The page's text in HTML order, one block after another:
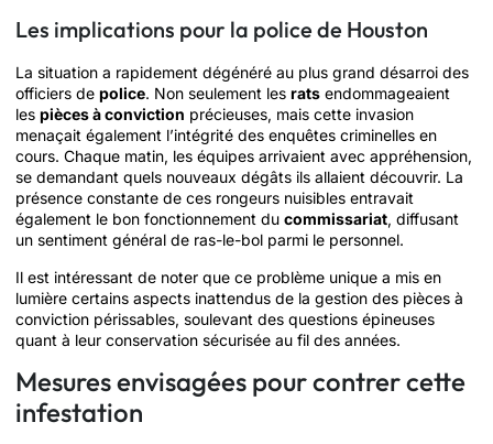
Les implications pour la police de Houston
La situation a rapidement dégénéré au plus grand désarroi des
officiers de police. Non seulement les rats endommageaient
les pièces à conviction précieuses, mais cette invasion
menaçait également l’intégrité des enquêtes criminelles en
cours. Chaque matin, les équipes arrivaient avec appréhension,
se demandant quels nouveaux dégâts ils allaient découvrir. La
présence constante de ces rongeurs nuisibles entravait
également le bon fonctionnement du commissariat, diffusant
un sentiment général de ras-le-bol parmi le personnel.
Il est intéressant de noter que ce problème unique a mis en
lumière certains aspects inattendus de la gestion des pièces à
conviction périssables, soulevant des questions épineuses
quant à leur conservation sécurisée au fil des années.
Mesures envisagées pour contrer cette
infestation